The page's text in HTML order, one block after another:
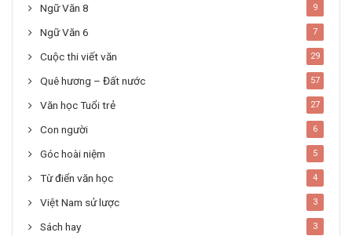
Ngữ Văn 8 9
Ngữ Văn 6 7
Cuộc thi viết văn 29
Quê hương – Đất nước 57
Văn học Tuổi trẻ 27
Con người 6
Góc hoài niệm 5
Từ điển văn học 4
Việt Nam sử lược 3
Sách hay 3